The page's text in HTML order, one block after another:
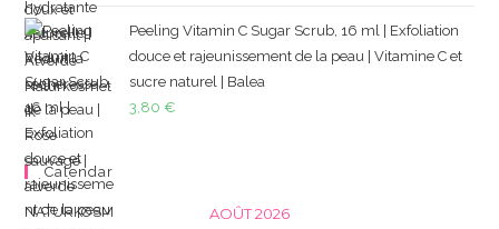
Peeling Vitamin C Sugar Scrub, 16 ml | Exfoliation
douce et rajeunissement de la peau | Vitamine C et
sucre naturel | Balea
3,80 €
Calendar
AOÛT 2026